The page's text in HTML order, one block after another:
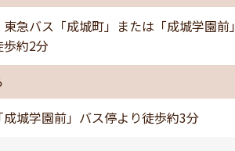
急バス「成城町」または「成城学園前」
歩約2分
城学園前」バス停より徒歩約3分